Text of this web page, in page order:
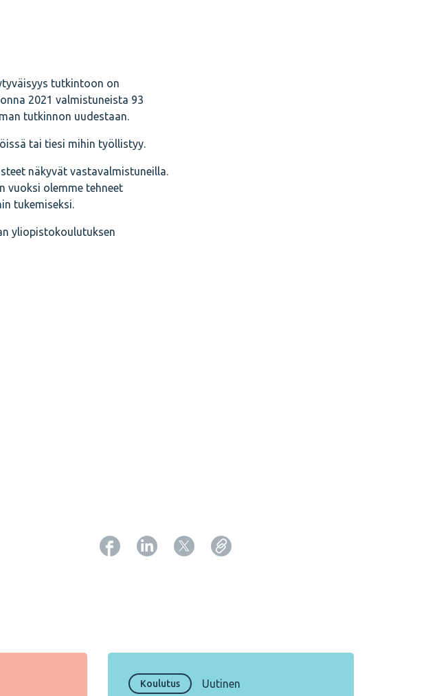
tutkintoon on
2021 valmistuneista 93
tutkinnon uudestaan.
tai tiesi mihin työllistyy.
näkyvät vastavalmistuneilla.
vuoksi olemme tehneet
tukemiseksi.
yliopistokoulutuksen
Koulutus Uutinen